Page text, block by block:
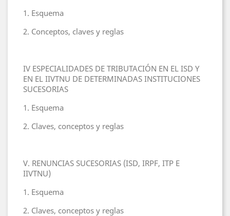
1. Esquema
2. Conceptos, claves y reglas
IV ESPECIALIDADES DE TRIBUTACIÓN EN EL ISD Y
EN EL IIVTNU DE DETERMINADAS INSTITUCIONES
SUCESORIAS
1. Esquema
2. Claves, conceptos y reglas
V. RENUNCIAS SUCESORIAS (ISD, IRPF, ITP E
IIVTNU)
1. Esquema
2. Claves, conceptos y reglas